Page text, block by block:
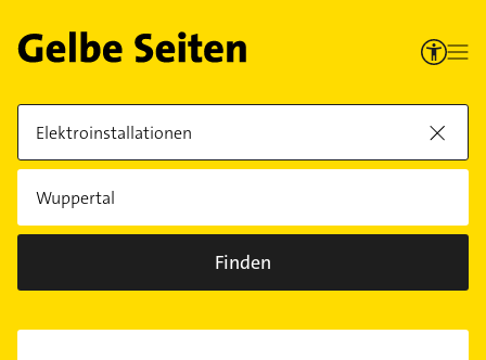
Finden